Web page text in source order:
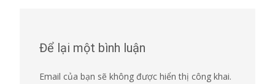
Để lại một bình luận
Email của bạn sẽ không được hiển thị công khai.